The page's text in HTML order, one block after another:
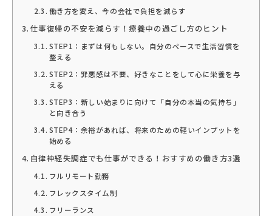
働き方を変え、今の会社で負担を減らす
仕事復帰の不安を減らす！療養中の過ごし方のヒント
STEP1：まずは何もしない。自分のペースで生活習慣を
整える
STEP2：罪悪感は不要、好きなことをして心に栄養を与
える
STEP3：新しい始まりに向けて「自分の本当の気持ち」
と向き合う
STEP4：余裕があれば、将来のための軽いインプットを
始める
自律神経失調症でも仕事ができる！おすすめの働き方3選
フルリモート勤務
フレックスタイム制
フリーランス